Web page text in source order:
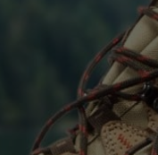
Ludothèque